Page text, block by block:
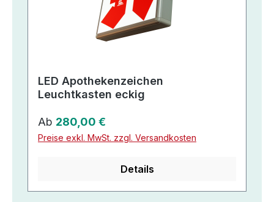
LED Apothekenzeichen
Leuchtkasten eckig
Regulärer Preis:
Ab 280,00 €
Preise exkl. MwSt. zzgl. Versandkosten
Details